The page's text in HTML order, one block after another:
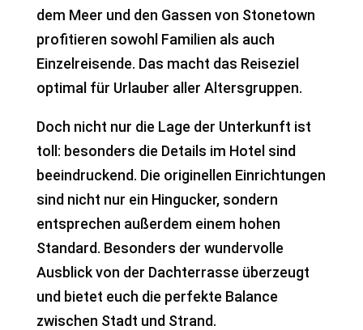
dem Meer und den Gassen von Stonetown
profitieren sowohl Familien als auch
Einzelreisende. Das macht das Reiseziel
optimal für Urlauber aller Altersgruppen.
Doch nicht nur die Lage der Unterkunft ist
toll: besonders die Details im Hotel sind
beeindruckend. Die originellen Einrichtungen
sind nicht nur ein Hingucker, sondern
entsprechen außerdem einem hohen
Standard. Besonders der wundervolle
Ausblick von der Dachterrasse überzeugt
und bietet euch die perfekte Balance
zwischen Stadt und Strand.